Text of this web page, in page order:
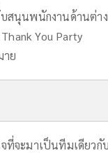
สนุนพนักงานด้านต่า
You Party
ย
ที่จะมาเป็นทีมเดียวกับ